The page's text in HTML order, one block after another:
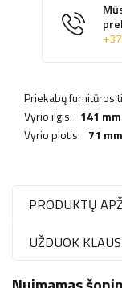
Priekabų furnitūros
Vyrio ilgis: 141 mm
Vyrio plotis: 71 mm
PRODUKTŲ
UŽDUOK